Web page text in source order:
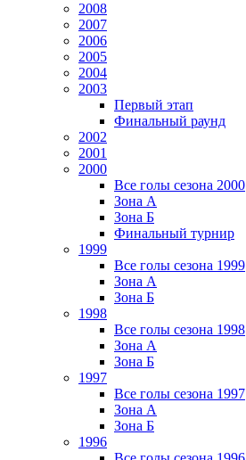
2008
2007
2006
2005
2004
2003
Первый этап
Финальный раунд
2002
2001
2000
Все голы сезона 2000
Зона А
Зона Б
Финальный турнир
1999
Все голы сезона 1999
Зона А
Зона Б
1998
Все голы сезона 1998
Зона А
Зона Б
1997
Все голы сезона 1997
Зона А
Зона Б
1996